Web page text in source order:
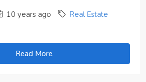
10 years ago
Real Estate
Read More